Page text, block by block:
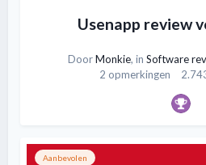
Usenapp review
DoorMonkie, in Software
2 opmerkingen
Aanbevolen